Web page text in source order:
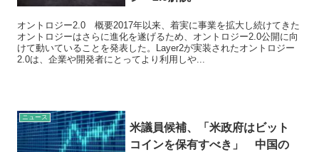
オントロジー2.0 概要2017年以来、着実に事業を拡大し続けてきた
オントロジーはさらに進化を遂げるため、オントロジー2.0公開に向
けて動いていることを発表した。Layer2が実装されたオントロジー
2.0は、企業や開発者にとってより利用しや...
ニュース
米議員候補、「米政府はビット
コインを保有すべき」 中国の